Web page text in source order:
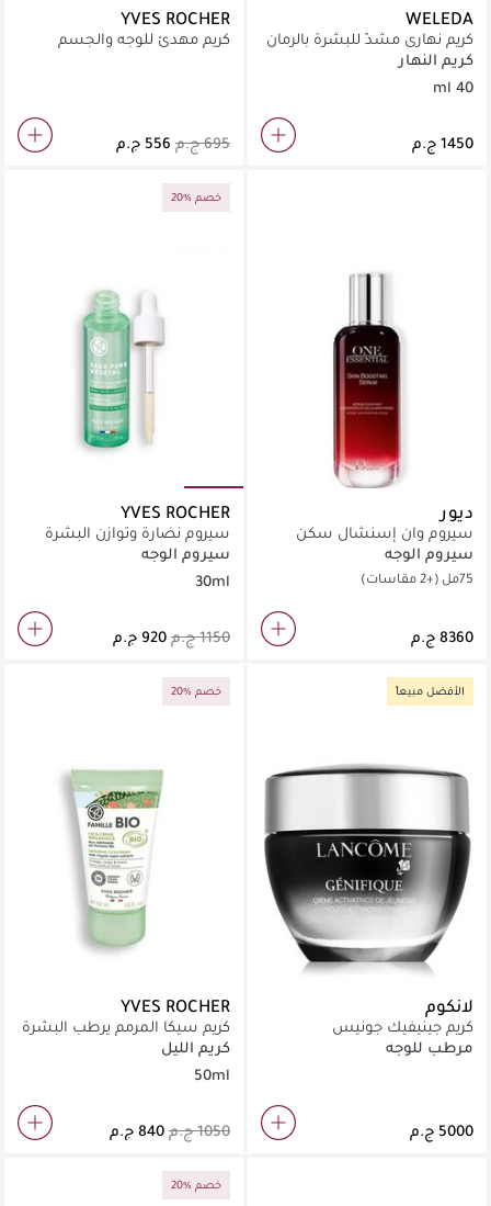
WELEDA
كريم نهاري مشدّ للبشرة بالرمان
وببتيدات الماكا من ويلدا ٤٠ مل
كريم النهار
40 ml
YVES ROCHER
كريم مهدئ للوجه والجسم
ديور
سيروم وان إسنشال سكن
بوستينغ سوبر
سيروم الوجه
75مل (+2 مقاسات)
20% خصم
YVES ROCHER
سيروم نضارة وتوازن البشرة
سيروم الوجه
30ml
الأفضل مبيعاً
لانكوم
كريم جينيفيك جونيس
مرطب للوجه
20% خصم
YVES ROCHER
كريم سيكا المرمم يرطب البشرة
كريم الليل
50ml
20% خصم